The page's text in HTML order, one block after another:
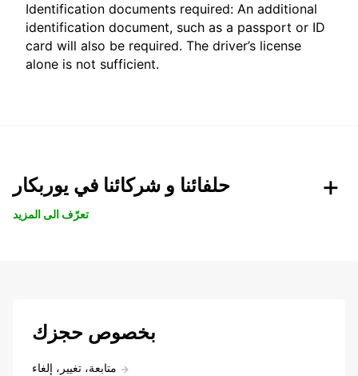
Identification documents required: An additional
identification document, such as a passport or ID
card will also be required. The driver’s license
alone is not sufficient.
حلفائنا و شركائنا في يوربكار
تعرّف الى المزيد
بخصوص حجزك
متابعة، تغيير، إلغاء